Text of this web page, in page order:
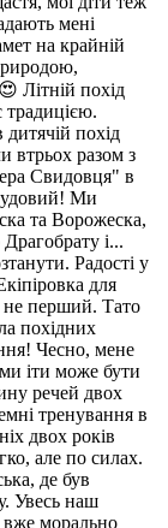
мені
на крайній
Літній похід
традицією.
похід
втрьох разом з
Свидовця" в
Ми
та Ворожеска,
і...
Радості у
для
не перший. Тато
похідних
Чесно, мене
іти може бути
речей двох
тренування в
двох років
але по силах.
де був
Увесь наш
морально